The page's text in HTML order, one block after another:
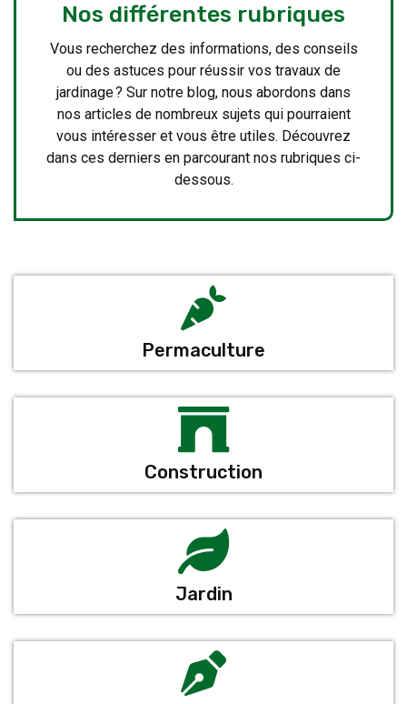
Nos différentes rubriques
Vous recherchez des informations, des conseils
ou des astuces pour réussir vos travaux de
jardinage ? Sur notre blog, nous abordons dans
nos articles de nombreux sujets qui pourraient
vous intéresser et vous être utiles. Découvrez
dans ces derniers en parcourant nos rubriques ci-
dessous.
Permaculture
Construction
Jardin